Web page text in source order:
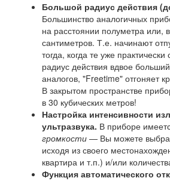
Большой радиус действия
Большинство аналогичных
на расстоянии полуметра или,
сантиметров. Т.е. начинают
тогда, когда те уже
радиус действия вдвое
аналогов, "Freetime" отгоняет
В закрытом пространстве
в 30 кубических метров!
Настройка интенсивности
ультразвука. В приборе
громкости — Вы можете
исходя из своего
квартира и т.п.) и/или
Функция автоматического